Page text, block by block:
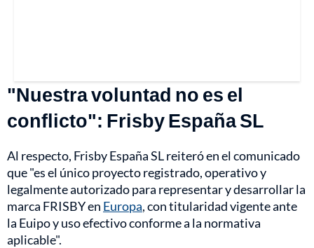
"Nuestra voluntad no es el
conflicto": Frisby España SL
Al respecto, Frisby España SL reiteró en el comunicado
que "es el único proyecto registrado, operativo y
legalmente autorizado para representar y desarrollar la
marca FRISBY en Europa, con titularidad vigente ante
la Euipo y uso efectivo conforme a la normativa
aplicable".